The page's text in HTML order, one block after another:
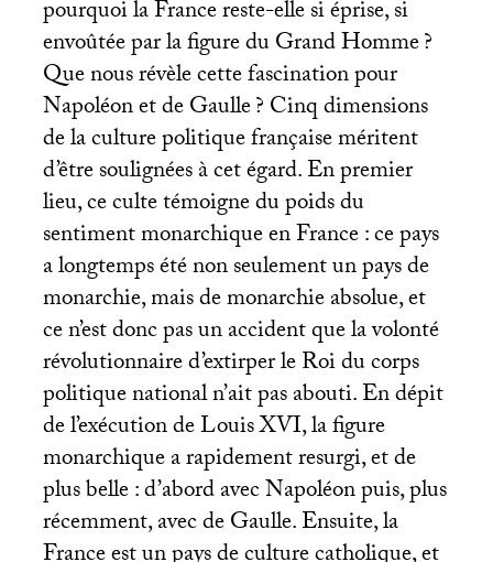
pourquoi la France reste-elle si éprise, si
envoûtée par la figure du Grand Homme?
Que nous révèle cette fascination pour
Napoléon et de Gaulle? Cinq dimensions
de la culture politique française méritent
d’être soulignées à cet égard. En premier
lieu, ce culte témoigne du poids du
sentiment monarchique en France : ce pays
a longtemps été non seulement un pays de
monarchie, mais de monarchie absolue, et
ce n’est donc pas un accident que la volonté
révolutionnaire d’extirper le Roi du corps
politique national n’ait pas abouti. En dépit
de l’exécution de LouisXVI, la figure
monarchique a rapidement resurgi, et de
plus belle : d’abord avec Napoléon puis, plus
récemment, avec de Gaulle. Ensuite, la